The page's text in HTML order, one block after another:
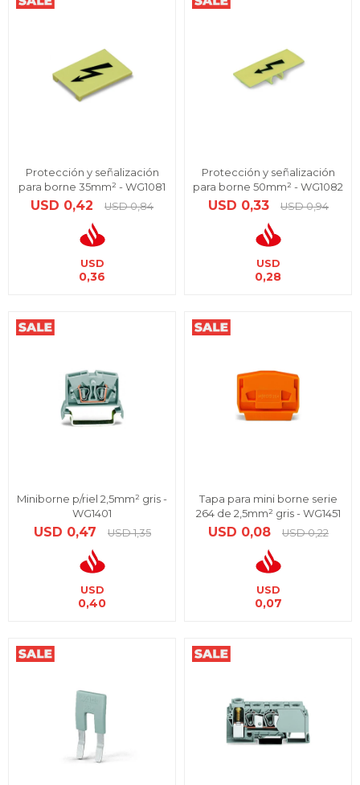
Protección y señalización
para borne 35mm² - WG1081
USD 0,42 USD 0,84
USD
0,36
Protección y señalización
para borne 50mm² - WG1082
USD 0,33 USD 0,94
USD
0,28
Miniborne p/riel 2,5mm² gris -
WG1401
USD 0,47 USD 1,35
USD
0,40
Tapa para mini borne serie
264 de 2,5mm² gris - WG1451
USD 0,08 USD 0,22
USD
0,07